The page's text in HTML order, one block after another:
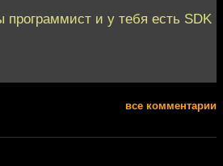
и у тебя есть SDK
все комментарии